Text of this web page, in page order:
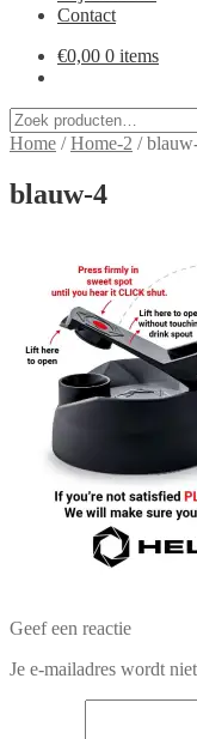
Contact
€0,00 0 items
Zoeken
naar:
Home /Home-2 /
blauw-4
Geef een reactie
Je e-mailadres wordt